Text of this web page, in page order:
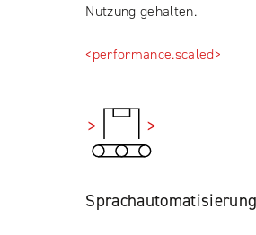
Nutzung gehalten.
<performance.scaled>
Sprachautomatisierung